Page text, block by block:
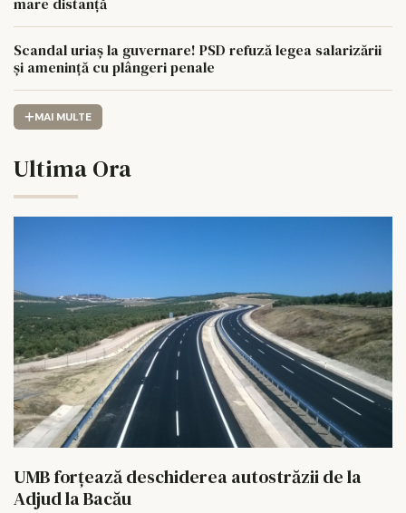
Scandal uriaș la guvernare! PSD refuză legea salarizării
și amenință cu plângeri penale
MAI MULTE
Ultima Ora
UMB forțează deschiderea autostrăzii de la
Adjud la Bacău